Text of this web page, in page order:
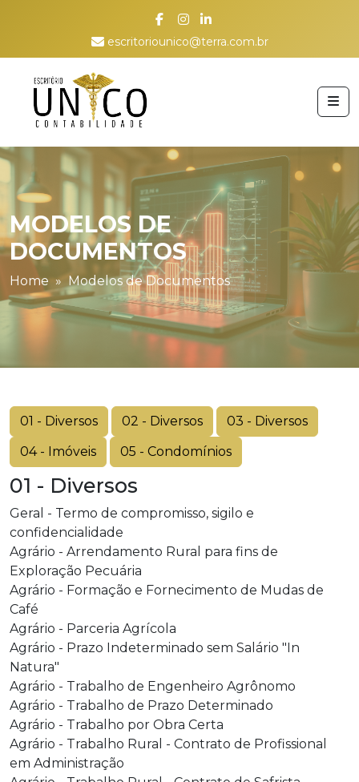
escritoriounico@terra.com.br
MODELOS DE
DOCUMENTOS
Home Modelos de Documentos
01 - Diversos 02 - Diversos
03 - Diversos
04 - Imóveis
05 - Condomínios
01 - Diversos
Geral - Termo de compromisso, sigilo e
confidencialidade
Agrário - Arrendamento Rural para fins de
Exploração Pecuária
Agrário - Formação e Fornecimento de Mudas de
Café
Agrário - Parceria Agrícola
Agrário - Prazo Indeterminado sem Salário "In
Natura"
Agrário - Trabalho de Engenheiro Agrônomo
Agrário - Trabalho de Prazo Determinado
Agrário - Trabalho por Obra Certa
Agrário - Trabalho Rural - Contrato de Profissional
em Administração